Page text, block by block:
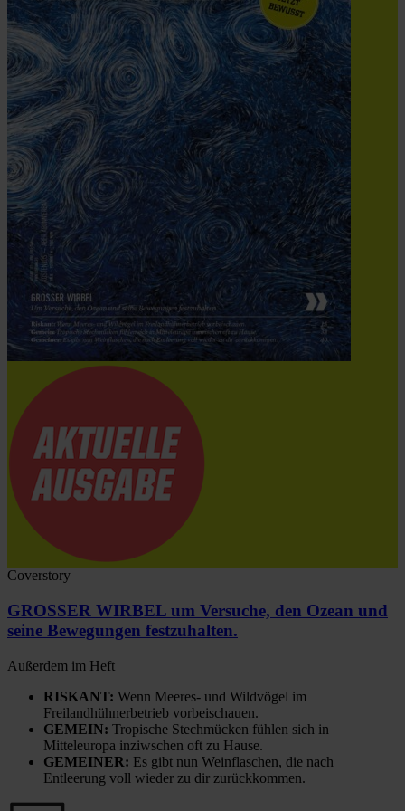
Coverstory
GROSSER WIRBEL um Versuche, den Ozean und
seine Bewegungen festzuhalten.
Außerdem im Heft
RISKANT: Wenn Meeres- und Wildvögel im
Freilandhühnerbetrieb vorbeischauen.
GEMEIN: Tropische Stechmücken fühlen sich in
Mitteleuropa inziwschen oft zu Hause.
GEMEINER: Es gibt nun Weinflaschen, die nach
Entleerung voll wieder zu dir zurückkommen.